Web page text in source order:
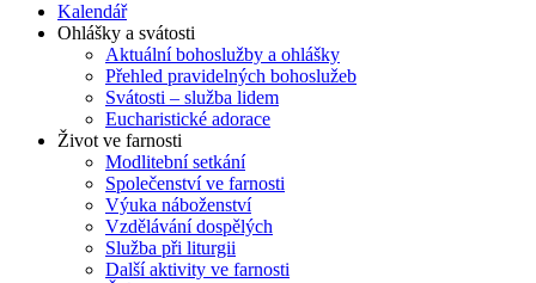
Kalendář
Ohlášky a svátosti
Aktuální bohoslužby a ohlášky
Přehled pravidelných bohoslužeb
Svátosti – služba lidem
Eucharistické adorace
Život ve farnosti
Modlitební setkání
Společenství ve farnosti
Výuka náboženství
Vzdělávání dospělých
Služba při liturgii
Další aktivity ve farnosti